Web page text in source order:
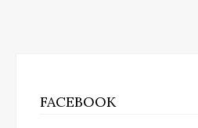
FACEBOOK